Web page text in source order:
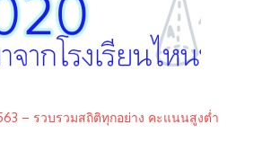
– รวบรวมสถิติทุกอย่าง คะแนนสูงต่ำ